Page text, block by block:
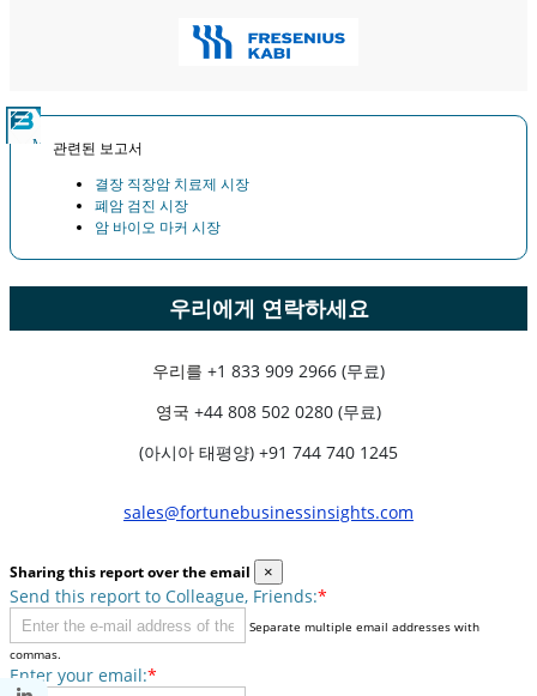
관련된 보고서
결장 직장암 치료제 시장
폐암 검진 시장
암 바이오 마커 시장
우리에게 연락하세요
우리를 +1 833 909 2966 (무료)
영국 +44 808 502 0280 (무료)
(아시아 태평양) +91 744 740 1245
sales@fortunebusinessinsights.com
Sharing this report over the email ×
Send this report to Colleague, Friends:*
Separate multiple email addresses with
commas.
Enter your email:*